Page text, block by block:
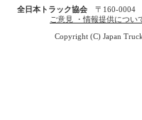
全日本トラック協会〒160-0004
ご意見 ・情報提供につ
Copyright (C) Japan